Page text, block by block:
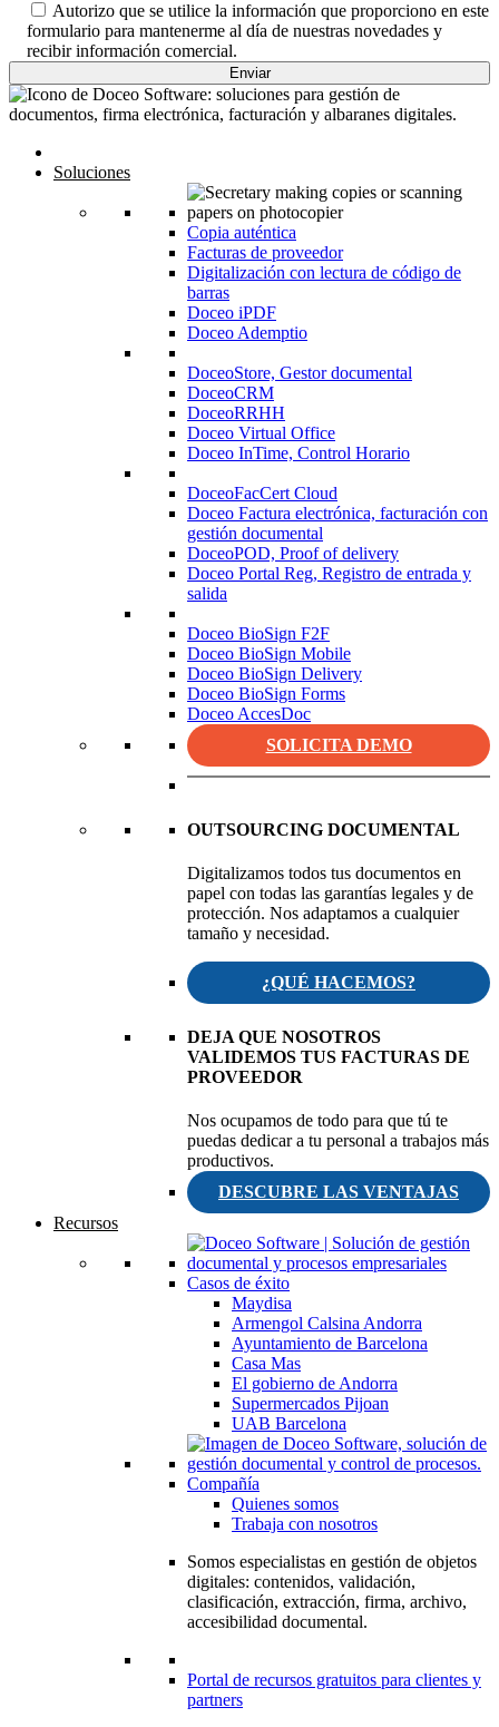
Autorizo que se utilice la información que proporciono en este
formulario para mantenerme al día de nuestras novedades y
recibir información comercial.
Soluciones
Copia auténtica
Facturas de proveedor
Digitalización con lectura de código de
barras
Doceo iPDF
Doceo Ademptio
DoceoStore, Gestor documental
DoceoCRM
DoceoRRHH
Doceo Virtual Office
Doceo InTime, Control Horario
DoceoFacCert Cloud
Doceo Factura electrónica, facturación con
gestión documental
DoceoPOD, Proof of delivery
Doceo Portal Reg, Registro de entrada y
salida
Doceo BioSign F2F
Doceo BioSign Mobile
Doceo BioSign Delivery
Doceo BioSign Forms
Doceo AccesDoc
SOLICITA DEMO
OUTSOURCING DOCUMENTAL
Digitalizamos todos tus documentos en
papel con todas las garantías legales y de
protección. Nos adaptamos a cualquier
tamaño y necesidad.
¿QUÉ HACEMOS?
DEJA QUE NOSOTROS
VALIDEMOS TUS FACTURAS DE
PROVEEDOR
Nos ocupamos de todo para que tú te
puedas dedicar a tu personal a trabajos más
productivos.
DESCUBRE LAS VENTAJAS
Recursos
Casos de éxito
Maydisa
Armengol Calsina Andorra
Ayuntamiento de Barcelona
Casa Mas
El gobierno de Andorra
Supermercados Pijoan
UAB Barcelona
Compañía
Quienes somos
Trabaja con nosotros
Somos especialistas en gestión de objetos
digitales: contenidos, validación,
clasificación, extracción, firma, archivo,
accesibilidad documental.
Portal de recursos gratuitos para clientes y
partners